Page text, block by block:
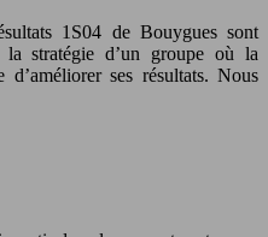
1S04 de Bouygues sont
stratégie d’un groupe où la
ses résultats. Nous